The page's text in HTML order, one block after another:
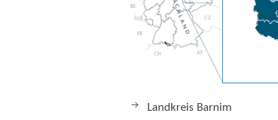
Landkreis Barnim